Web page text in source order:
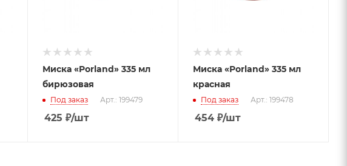
Миска «Porland» 335 мл
бирюзовая
Под заказ Арт.: 199479
425 ₽/шт
Миска «Porland» 335 мл
красная
Под заказ Арт.: 199478
454₽/шт